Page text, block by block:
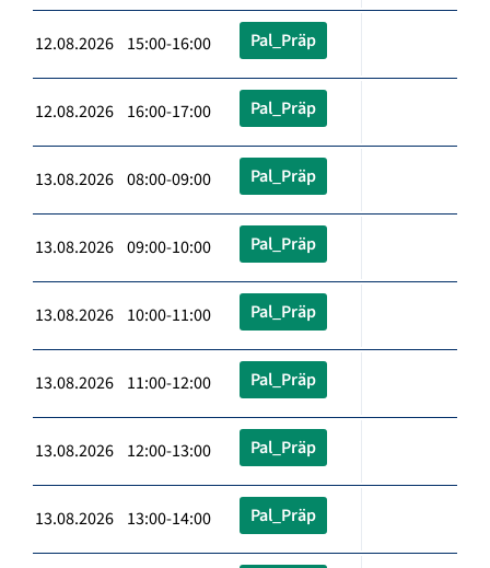
12.08.2026 15:00-16:00 Pal_Präp
12.08.2026 16:00-17:00 Pal_Präp
13.08.2026 08:00-09:00 Pal_Präp
13.08.2026 09:00-10:00 Pal_Präp
13.08.2026 10:00-11:00 Pal_Präp
13.08.2026 11:00-12:00 Pal_Präp
13.08.2026 12:00-13:00 Pal_Präp
13.08.2026 13:00-14:00 Pal_Präp